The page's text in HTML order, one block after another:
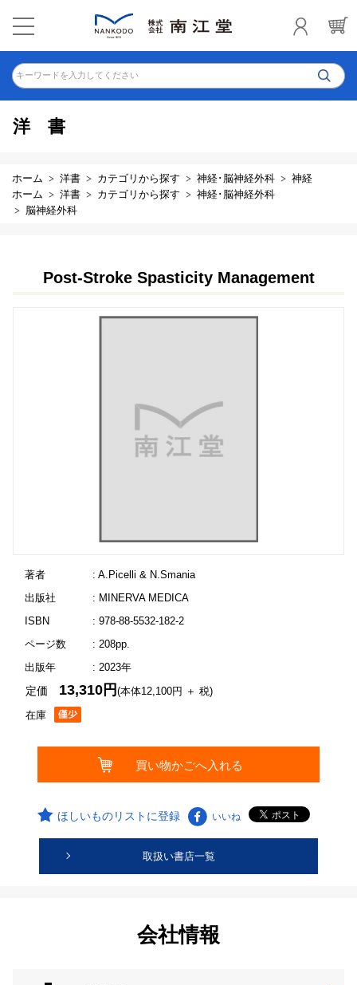
キーワードを入力してください
洋書
ホーム 洋書 カテゴリから探す 神経･脳神経外科
神経
ホーム
洋書 カテゴリから探す
神経･脳神経外科
脳神経外科
Post-Stroke Spasticity Management
著者
: A.Picelli & N.Smania
出版社
: MINERVA MEDICA
ISBN
: 978-88-5532-182-2
ページ数
: 208pp.
出版年
: 2023年
在庫
定価 13,310円(本体12,100円 ＋ 税)
ほしいものリストに登録 いいね
取扱い書店一覧
会社情報